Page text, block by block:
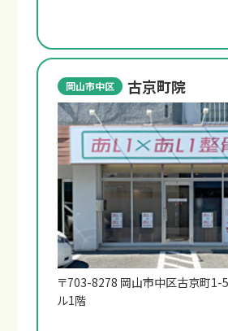
岡山市中区 古京町院
〒703-8278 岡山市中区古京町
ル1階